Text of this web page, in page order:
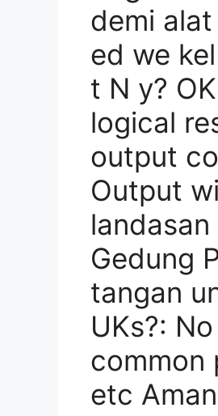
demi
ed we
t N y?
logical
output
Output
Gedung
tangan
UKs?:
common
etc